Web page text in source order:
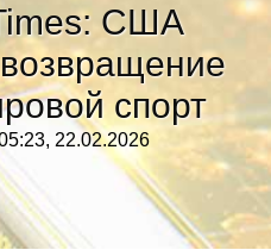
США
спорт
22.02.2026